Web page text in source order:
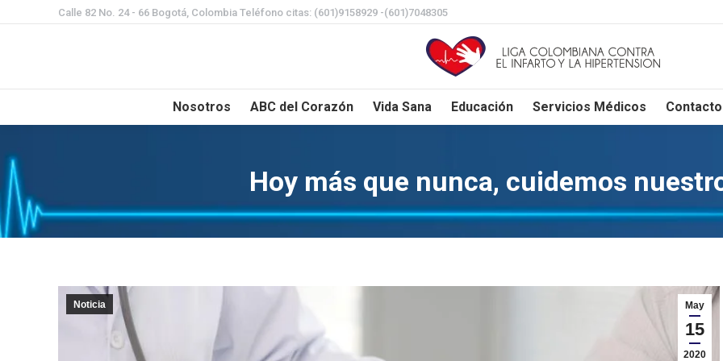
Calle 82 No. 24 - 66 Bogotá, Colombia Teléfono citas: (601)9158929 -(601)7048305
Nosotros ABC del Corazón Vida Sana Educación Servicios Médicos Contacto
Hoy más que nunca, cuidemos
May
15
2020
Noticia